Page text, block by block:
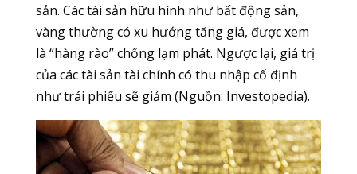
sản. Các tài sản hữu hình như bất động sản,
vàng thường có xu hướng tăng giá, được xem
là “hàng rào” chống lạm phát. Ngược lại, giá trị
của các tài sản tài chính có thu nhập cố định
như trái phiếu sẽ giảm (Nguồn: Investopedia).